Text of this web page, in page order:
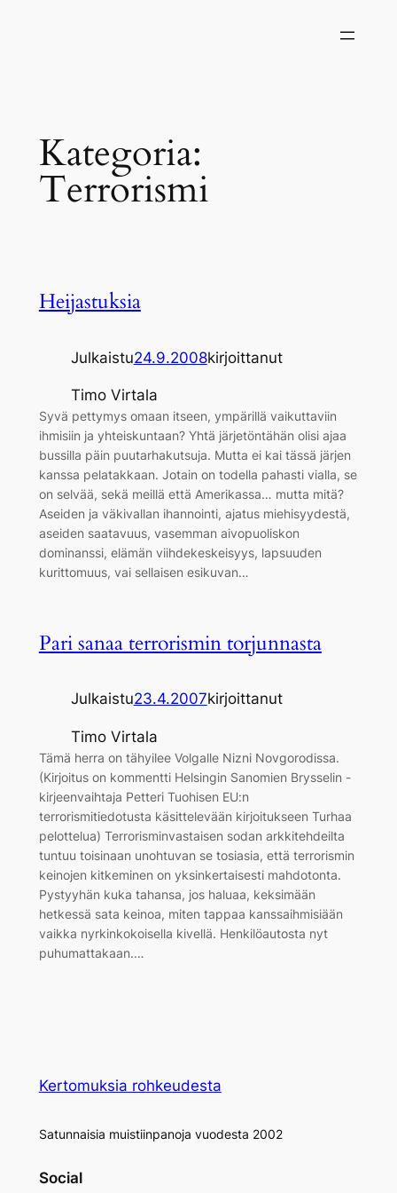
Kategoria:
Terrorismi
Heijastuksia
Julkaistu24.9.2008kirjoittanut
Timo Virtala
Syvä pettymys omaan itseen, ympärillä vaikuttaviin
ihmisiin ja yhteiskuntaan? Yhtä järjetöntähän olisi ajaa
bussilla päin puutarhakutsuja. Mutta ei kai tässä järjen
kanssa pelatakkaan. Jotain on todella pahasti vialla, se
on selvää, sekä meillä että Amerikassa… mutta mitä?
Aseiden ja väkivallan ihannointi, ajatus miehisyydestä,
aseiden saatavuus, vasemman aivopuoliskon
dominanssi, elämän viihdekeskeisyys, lapsuuden
kurittomuus, vai sellaisen esikuvan…
Pari sanaa terrorismin torjunnasta
Julkaistu23.4.2007kirjoittanut
Timo Virtala
Tämä herra on tähyilee Volgalle Nizni Novgorodissa.
(Kirjoitus on kommentti Helsingin Sanomien Brysselin -
kirjeenvaihtaja Petteri Tuohisen EU:n
terrorismitiedotusta käsittelevään kirjoitukseen Turhaa
pelottelua) Terrorisminvastaisen sodan arkkitehdeilta
tuntuu toisinaan unohtuvan se tosiasia, että terrorismin
keinojen kitkeminen on yksinkertaisesti mahdotonta.
Pystyyhän kuka tahansa, jos haluaa, keksimään
hetkessä sata keinoa, miten tappaa kanssaihmisiään
vaikka nyrkinkokoisella kivellä. Henkilöautosta nyt
puhumattakaan.…
Kertomuksia rohkeudesta
Satunnaisia muistiinpanoja vuodesta 2002
Social